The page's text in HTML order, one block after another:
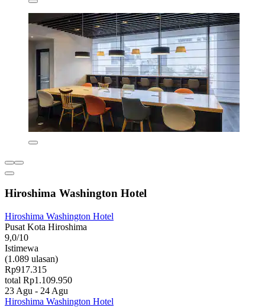
Hiroshima Washington Hotel
Hiroshima Washington Hotel
Pusat Kota Hiroshima
9,0/10
Istimewa
(1.089 ulasan)
Rp917.315
total Rp1.109.950
23 Agu - 24 Agu
Hiroshima Washington Hotel